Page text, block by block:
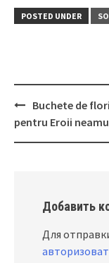
POSTED UNDER
Post
navigation
Buchete de
pentru Eroii
Добавить
Для